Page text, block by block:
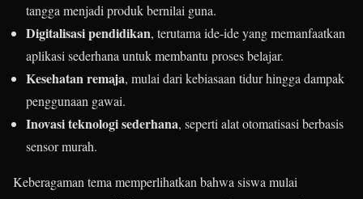
tangga menjadi produk bernilai guna.
Digitalisasi pendidikan, terutama ide-ide yang memanfaatkan
aplikasi sederhana untuk membantu proses belajar.
Kesehatan remaja, mulai dari kebiasaan tidur hingga dampak
penggunaan gawai.
Inovasi teknologi sederhana, seperti alat otomatisasi berbasis
sensor murah.
Keberagaman tema memperlihatkan bahwa siswa mulai